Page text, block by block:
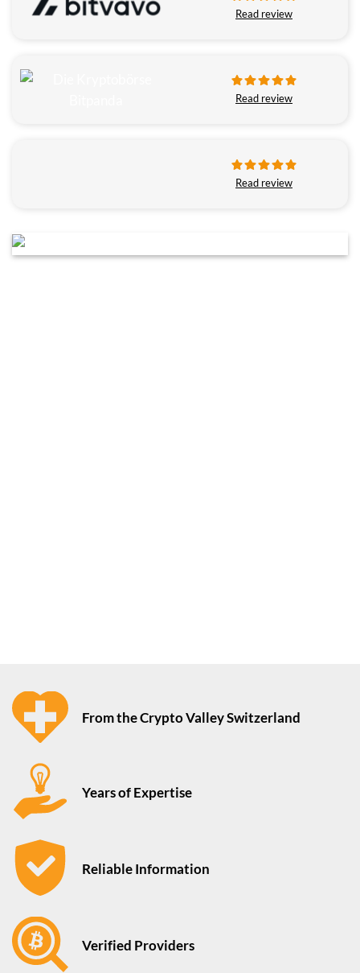
Read review
Read review
Read review
From the Crypto Valley Switzerland
Years of Expertise
Reliable Information
Verified Providers